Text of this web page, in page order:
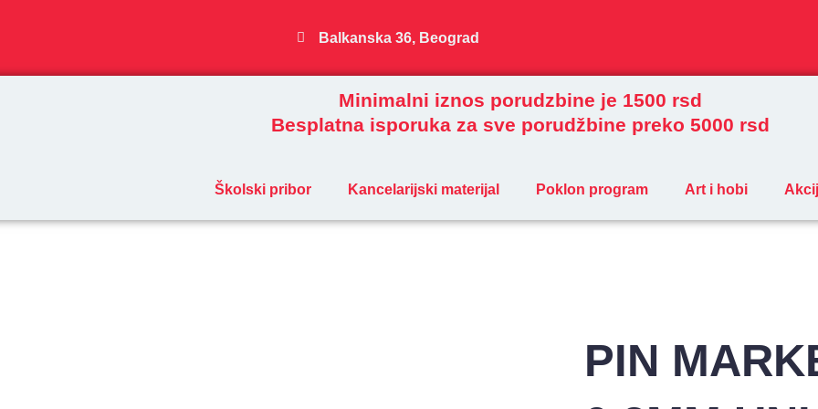
Balkanska 36, Beograd
Minimalni iznos porudzbine je 1500 rsd
Besplatna isporuka za sve porudžbine preko 5000 rsd
Školski pribor Kancelarijski materijal Poklon program Art i hobi
PIN